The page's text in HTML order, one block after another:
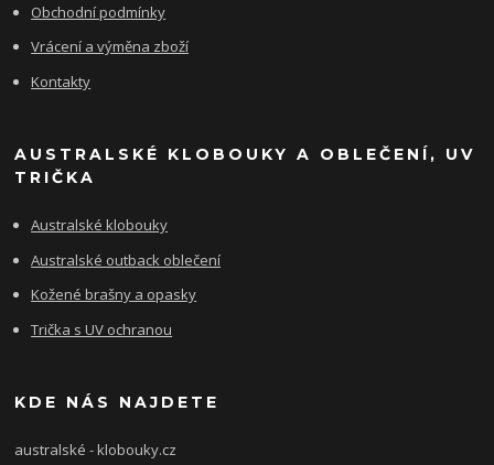
Obchodní podmínky
Vrácení a výměna zboží
Kontakty
AUSTRALSKÉ KLOBOUKY A OBLEČENÍ, UV
TRIČKA
Australské klobouky
Australské outback oblečení
Kožené brašny a opasky
Trička s UV ochranou
KDE NÁS NAJDETE
australské - klobouky.cz